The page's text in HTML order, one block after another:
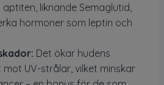
liknande Semaglutid,
hormoner som leptin och
Det ökar hudens
UV-strålar, vilket minskar